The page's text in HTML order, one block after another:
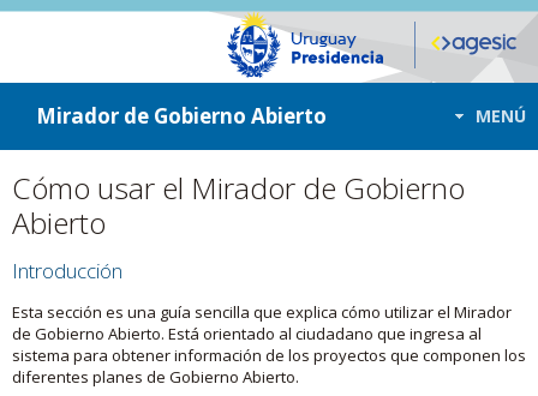
ir a contenido
ir al menú
Mirador de Gobierno Abierto MENÚ
Cómo usar el Mirador de Gobierno
Abierto
Introducción
Esta sección es una guía sencilla que explica cómo utilizar el Mirador
de Gobierno Abierto. Está orientado al ciudadano que ingresa al
sistema para obtener información de los proyectos que componen los
diferentes planes de Gobierno Abierto.